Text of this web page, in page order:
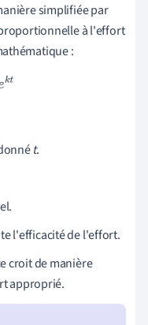
simplifiée par
à l'effort
:
t.
l'efficacité de l'effort.
croit de manière
approprié.